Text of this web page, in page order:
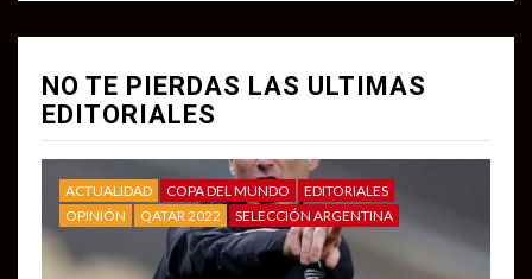
NO TE PIERDAS LAS ULTIMAS
EDITORIALES
ACTUALIDAD COPA DEL MUNDO
EDITORIALES
OPINIÓN
QATAR 2022 SELECCIÓN ARGENTINA